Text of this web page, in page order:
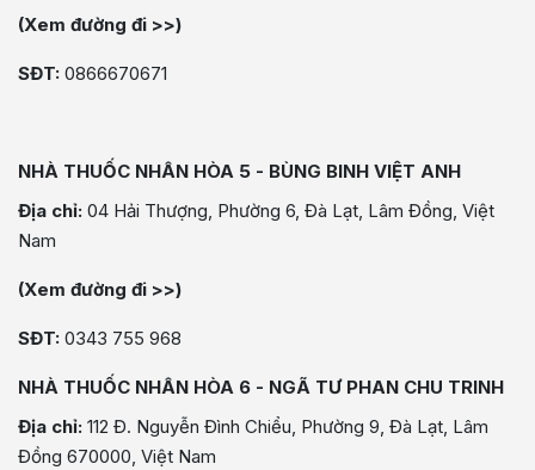
(Xem đường đi >>)
SĐT: 0866670671
NHÀ THUỐC NHÂN HÒA 5 - BÙNG BINH VIỆT ANH
Địa chỉ: 04 Hải Thượng, Phường 6, Đà Lạt, Lâm Đồng, Việt
Nam
(Xem đường đi >>)
SĐT: 0343 755 968
NHÀ THUỐC NHÂN HÒA 6 - NGÃ TƯ PHAN CHU TRINH
Địa chỉ: 112 Đ. Nguyễn Đình Chiểu, Phường 9, Đà Lạt, Lâm
Đồng 670000, Việt Nam